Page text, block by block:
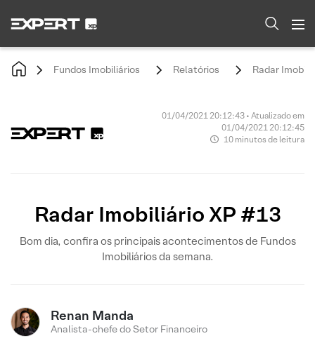
Fundos Imobiliários Relatórios Radar
01/04/2021 20:12:43 • Atualizado em
01/04/2021 20:12:45
10 minutos de leitura
Radar Imobiliário XP #13
Bom dia, confira os principais acontecimentos de Fundos
Imobiliários da semana.
Renan Manda
Analista-chefe do Setor Financeiro